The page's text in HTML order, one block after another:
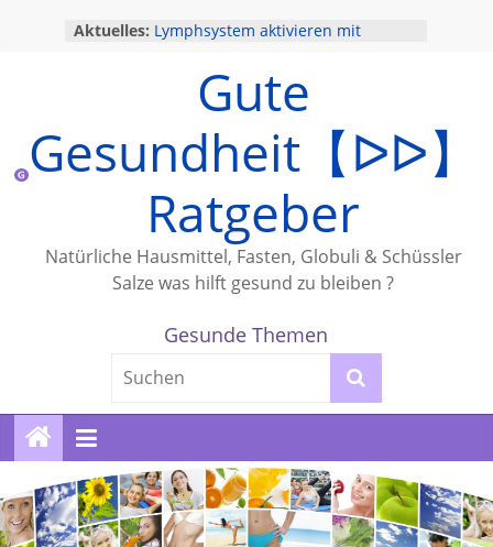
Aktuelles: Lymphsystem aktivieren mit
Haustiere und Gesundheit
Trockene Augen
Wie sinnvoll ist eine
Krankenzusatzversicherung ?
Eisenmangel Tabletten
Gute
Gesundheit【ᐅᐅ】
Ratgeber
Natürliche Hausmittel, Fasten, Globuli & Schüssler
Salze was hilft gesund zu bleiben ?
Gesunde Themen